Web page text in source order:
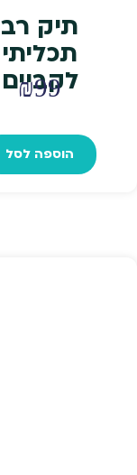
תיק רב
תכליתי
לקביים
₪99
הוספה לסל